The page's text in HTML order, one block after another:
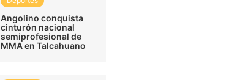
Angolino conquista
cinturón nacional
semiprofesional de
MMA en Talcahuano